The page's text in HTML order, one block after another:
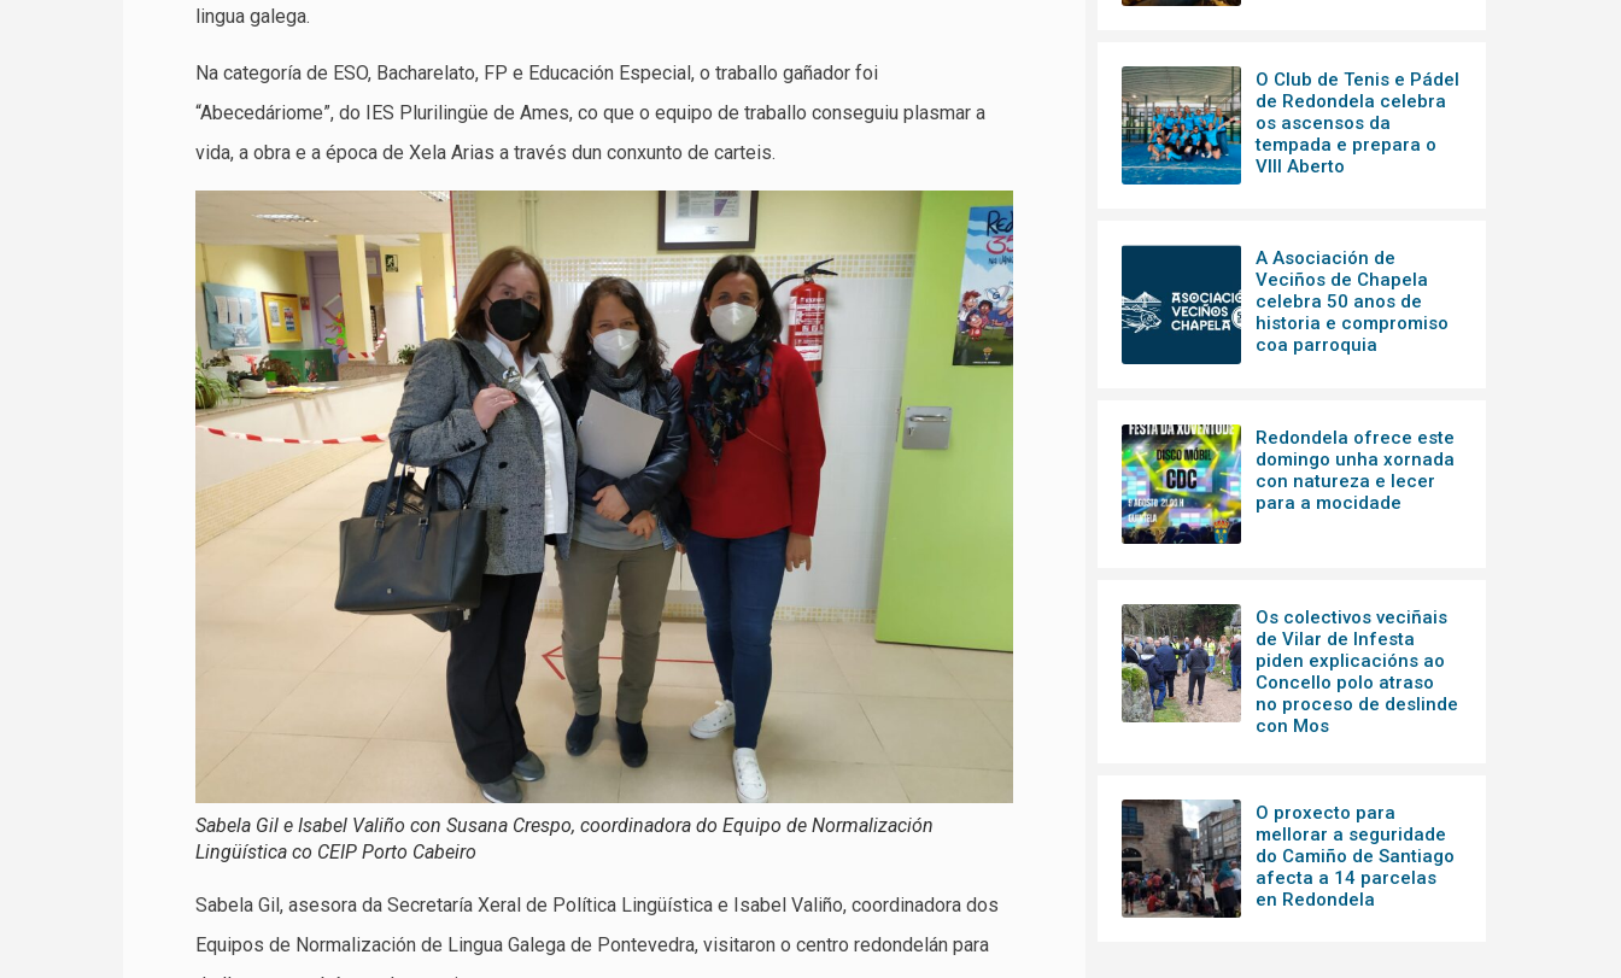
lingua galega.
Na categoría de ESO, Bacharelato, FP e Educación Especial, o traballo gañador foi
“Abecedáriome”, do IES Plurilingüe de Ames, co que o equipo de traballo conseguiu plasmar a
vida, a obra e a época de Xela Arias a través dun conxunto de carteis.
Sabela Gil e Isabel Valiño con Susana Crespo, coordinadora do Equipo de Normalización
Lingüística co CEIP Porto Cabeiro
Sabela Gil, asesora da Secretaría Xeral de Política Lingüística e Isabel Valiño, coordinadora dos
Equipos de Normalización de Lingua Galega de Pontevedra, visitaron o centro redondelán para
O Club de Tenis e Pádel
de Redondela celebra
os ascensos da
tempada e prepara o
VIII Aberto
A Asociación de
Veciños de Chapela
celebra 50 anos de
historia e compromiso
coa parroquia
Redondela ofrece este
domingo unha xornada
con natureza e lecer
para a mocidade
Os colectivos veciñais
de Vilar de Infesta
piden explicacións ao
Concello polo atraso
no proceso de deslinde
con Mos
O proxecto para
mellorar a seguridade
do Camiño de Santiago
afecta a 14 parcelas
en Redondela